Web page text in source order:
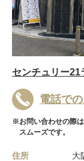
センチュリー21
電話で
※お問い合わせの際
スムーズです。
住所
大